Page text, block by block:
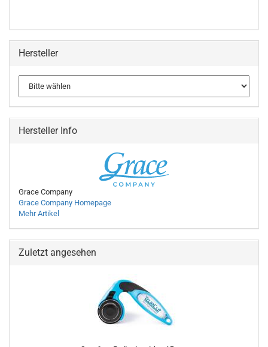
Hersteller
Hersteller Info
Grace Company
Grace Company Homepage
Mehr Artikel
Zuletzt angesehen